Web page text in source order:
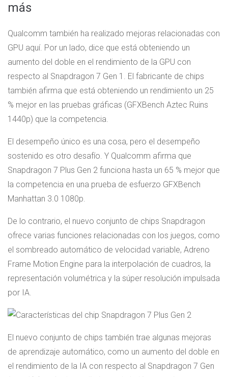
más
Qualcomm también ha realizado mejoras relacionadas con
GPU aquí. Por un lado, dice que está obteniendo un
aumento del doble en el rendimiento de la GPU con
respecto al Snapdragon 7 Gen 1. El fabricante de chips
también afirma que está obteniendo un rendimiento un 25
% mejor en las pruebas gráficas (GFXBench Aztec Ruins
1440p) que la competencia.
El desempeño único es una cosa, pero el desempeño
sostenido es otro desafío. Y Qualcomm afirma que
Snapdragon 7 Plus Gen 2 funciona hasta un 65 % mejor que
la competencia en una prueba de esfuerzo GFXBench
Manhattan 3.0 1080p.
De lo contrario, el nuevo conjunto de chips Snapdragon
ofrece varias funciones relacionadas con los juegos, como
el sombreado automático de velocidad variable, Adreno
Frame Motion Engine para la interpolación de cuadros, la
representación volumétrica y la súper resolución impulsada
por IA.
El nuevo conjunto de chips también trae algunas mejoras
de aprendizaje automático, como un aumento del doble en
el rendimiento de la IA con respecto al Snapdragon 7 Gen